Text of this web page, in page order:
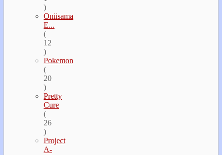
)
Oniisama
E...
(
12
)
Pokemon
(
20
)
Pretty
Cure
(
26
)
Project
A-